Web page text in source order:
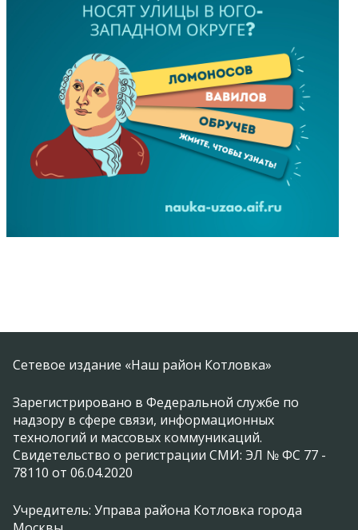
Сетевое издание «Наш район Котловка»
Зарегистрировано в Федеральной службе по
надзору в сфере связи, информационных
технологий и массовых коммуникаций.
Свидетельство о регистрации СМИ: ЭЛ № ФС 77 -
78110 от 06.04.2020
Учредитель: Управа района Котловка города